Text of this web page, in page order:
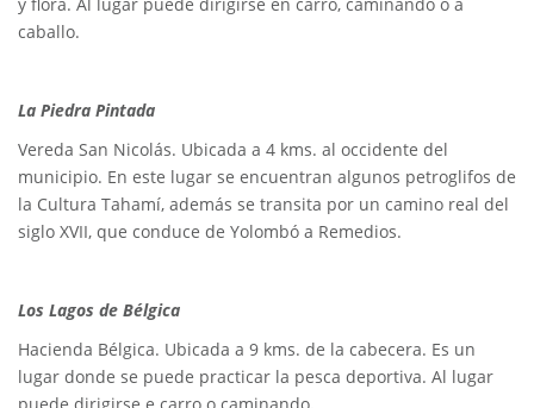
y flora. Al lugar puede dirigirse en carro, caminando o a
caballo.
La Piedra Pintada
Vereda San Nicolás. Ubicada a 4 kms. al occidente del
municipio. En este lugar se encuentran algunos petroglifos de
la Cultura Tahamí, además se transita por un camino real del
siglo XVII, que conduce de Yolombó a Remedios.
Los Lagos de Bélgica
Hacienda Bélgica. Ubicada a 9 kms. de la cabecera. Es un
lugar donde se puede practicar la pesca deportiva. Al lugar